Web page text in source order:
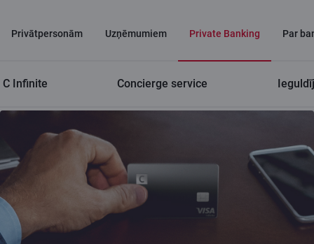
Privātpersonām Uzņēmumiem Private Banking Par
C Infinite Concierge service